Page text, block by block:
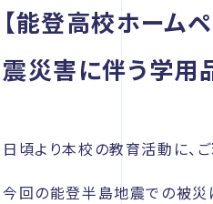
【能登高校ホー
震災害に伴う学用
日頃より本校の教育活動に、
今回の能登半島地震での被災